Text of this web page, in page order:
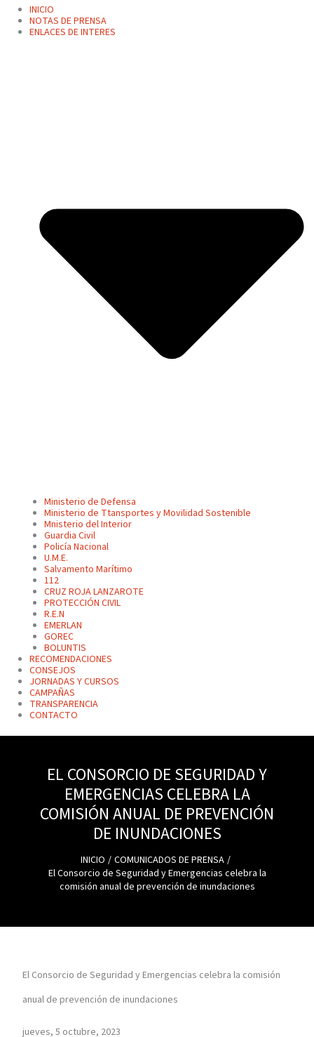
INICIO
NOTAS DE PRENSA
ENLACES DE INTERES
Ministerio de Defensa
Ministerio de Ttansportes y Movilidad Sostenible
Mnisterio del Interior
Guardia Civil
Policía Nacional
U.M.E.
Salvamento Marítimo
112
CRUZ ROJA LANZAROTE
PROTECCIÓN CIVIL
R.E.N
EMERLAN
GOREC
BOLUNTIS
RECOMENDACIONES
CONSEJOS
JORNADAS Y CURSOS
CAMPAÑAS
TRANSPARENCIA
CONTACTO
EL CONSORCIO DE SEGURIDAD Y
EMERGENCIAS CELEBRA LA
COMISIÓN ANUAL DE PREVENCIÓN
DE INUNDACIONES
INICIO
COMUNICADOS DE PRENSA
El Consorcio de Seguridad y Emergencias celebra la
comisión anual de prevención de inundaciones
El Consorcio de Seguridad y Emergencias celebra la comisión
anual de prevención de inundaciones
jueves, 5 octubre, 2023